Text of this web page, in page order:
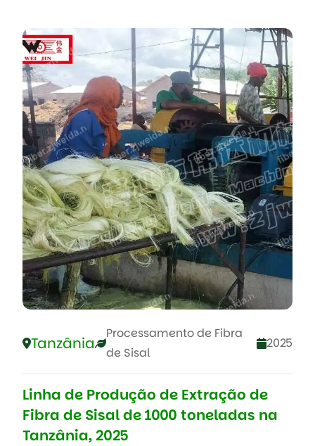
Tanzânia
Processamento de Fibra
de Sisal
2025
Linha de Produção de Extração de
Fibra de Sisal de 1000 toneladas na
Tanzânia, 2025